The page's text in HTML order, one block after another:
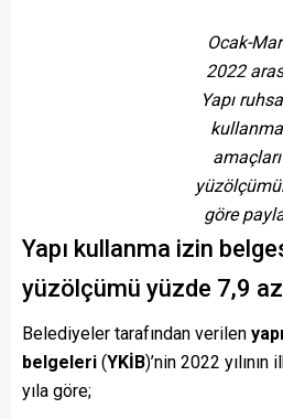
Ocak-
2022
Yapı
kullanma
amaçları
göre
Yapı kullanma izin
yüzölçümü yüzde 7,9
Belediyeler tarafından verilen
belgeleri (YKİB)’nin 2022
yıla göre;